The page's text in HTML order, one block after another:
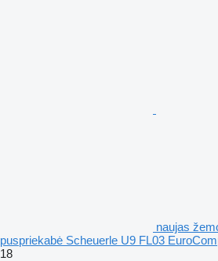
naujas
puspriekabė Scheuerle U9 FL03
18